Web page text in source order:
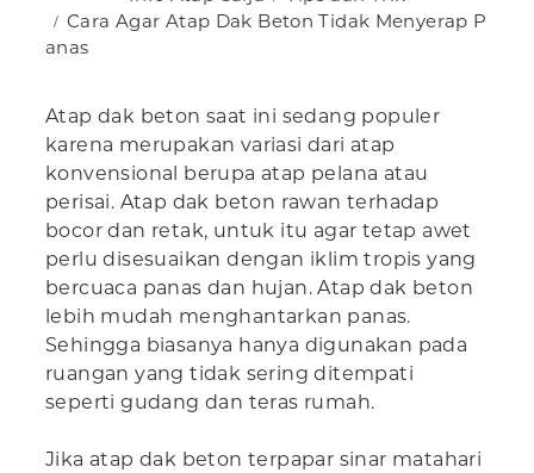
Cara Agar Atap Dak Beton Tidak Menyerap P
anas
Atap dak beton saat ini sedang populer
karena merupakan variasi dari atap
konvensional berupa atap pelana atau
perisai. Atap dak beton rawan terhadap
bocor dan retak, untuk itu agar tetap awet
perlu disesuaikan dengan iklim tropis yang
bercuaca panas dan hujan. Atap dak beton
lebih mudah menghantarkan panas.
Sehingga biasanya hanya digunakan pada
ruangan yang tidak sering ditempati
seperti gudang dan teras rumah.
Jika atap dak beton terpapar sinar matahari